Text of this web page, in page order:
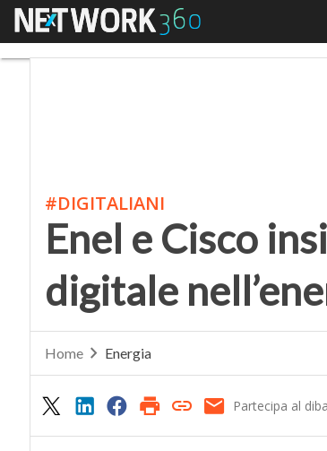
Menu
#DIGITALIANI
Enel e Cisco
digitale
Home Energia
Partecipa al